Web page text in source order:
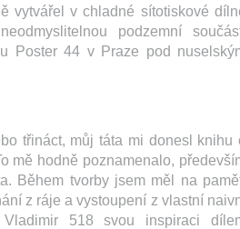
vytvářel v chladné sítotiskové
podzemní
Poster 44 v Praze pod
třináct, můj táta mi donesl knihu
mě hodně poznamenalo,
Během tvorby jsem měl na
z ráje a vystoupení z vlastní
Vladimir 518 svou inspiraci